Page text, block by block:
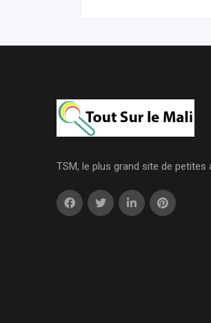
TSM, le plus grand site de petites